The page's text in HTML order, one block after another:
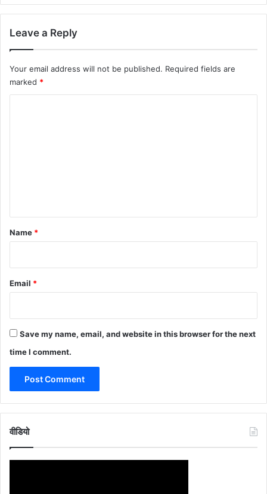
Leave a Reply
Your email address will not be published. Required fields are
marked *
*
Name *
Email *
Save my name, email, and website in this browser for the next
time I comment.
वीडियो